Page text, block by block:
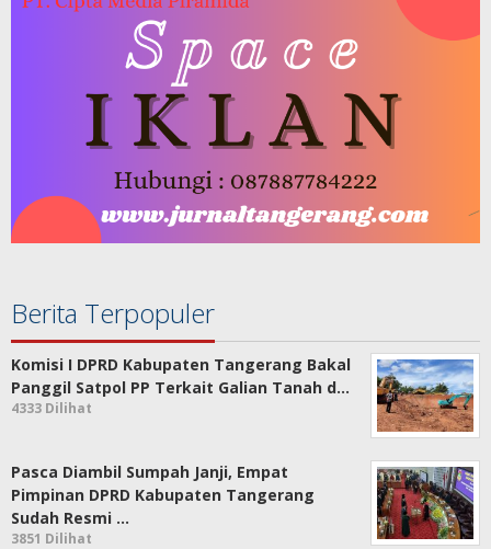
Berita Terpopuler
Komisi I DPRD Kabupaten Tangerang Bakal
Panggil Satpol PP Terkait Galian Tanah d…
4333 Dilihat
Pasca Diambil Sumpah Janji, Empat
Pimpinan DPRD Kabupaten Tangerang
Sudah Resmi …
3851 Dilihat